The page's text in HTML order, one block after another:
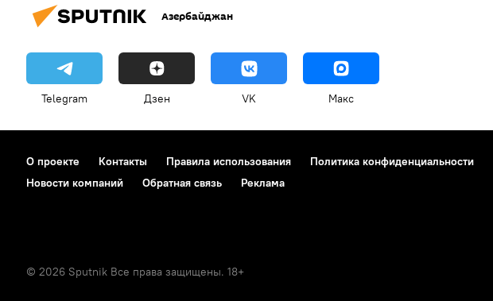
Азербайджан
Telegram Дзен VK Макс
О проекте Контакты Правила использования Политика конфиденциальности
Новости компаний
Обратная связь Реклама
© 2026 Sputnik Все права защищены. 18+